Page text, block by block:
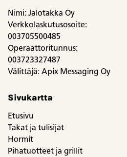
Nimi: Jalotakka Oy
Verkkolaskutusosoite:
003705500485
Operaattoritunnus:
003723327487
Välittäjä: Apix Messaging Oy
Sivukartta
Etusivu
Takat ja tulisijat
Hormit
Pihatuotteet ja grillit